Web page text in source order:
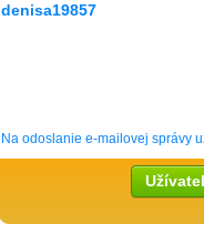
denisa19857
Na odoslanie e-mailovej správy